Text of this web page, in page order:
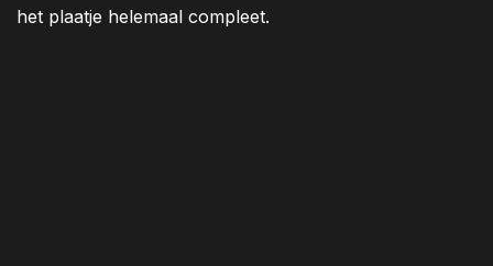
het plaatje helemaal compleet.